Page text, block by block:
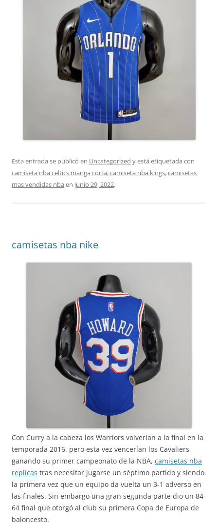
Esta entrada se publicó en Uncategorized y está etiquetada con
camiseta nba celtics manga corta,camiseta nba kings,camisetas
mas vendidas nba en junio 29, 2022.
camisetas nba nike
Con Curry a la cabeza los Warriors volverían a la final en la
temporada 2016, pero esta vez vencerían los Cavaliers
ganando su primer campeonato de la NBA, camisetas nba
replicas tras necesitar jugarse un séptimo partido y siendo
la primera vez que un equipo da vuelta un 3-1 adverso en
las finales. Sin embargo una gran segunda parte dio un 84-
64 final que otorgó al club su primera Copa de Europa de
baloncesto.